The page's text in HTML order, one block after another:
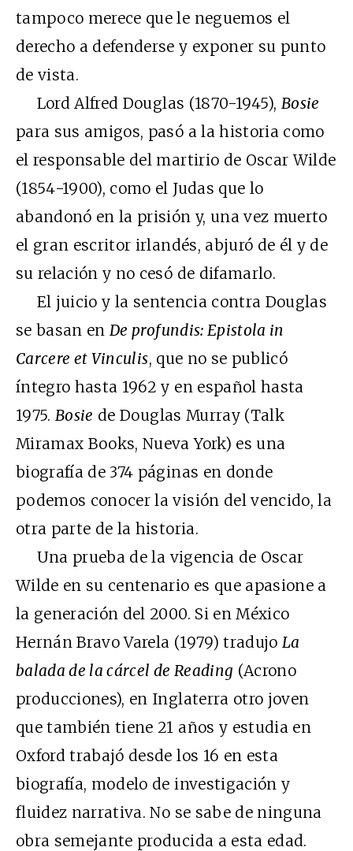
tampoco merece que le neguemos el
derecho a defenderse y exponer su punto
de vista.
Lord Alfred Douglas (1870-1945), Bosie
para sus amigos, pasó a la historia como
el responsable del martirio de Oscar Wilde
(1854-1900), como el Judas que lo
abandonó en la prisión y, una vez muerto
el gran escritor irlandés, abjuró de él y de
su relación y no cesó de difamarlo.
El juicio y la sentencia contra Douglas
se basan enDe profundis: Epistola in
Carcere et Vinculis, que no se publicó
íntegro hasta 1962 y en español hasta
1975.Bosie de Douglas Murray (Talk
Miramax Books, Nueva York) es una
biografía de 374 páginas en donde
podemos conocer la visión del vencido, la
otra parte de la historia.
Una prueba de la vigencia de Oscar
Wilde en su centenario es que apasione a
la generación del 2000. Si en México
Hernán Bravo Varela (1979) tradujo La
balada de la cárcel de Reading (Acrono
producciones), en Inglaterra otro joven
que también tiene 21 años y estudia en
Oxford trabajó desde los 16 en esta
biografía, modelo de investigación y
fluidez narrativa. No se sabe de ninguna
obra semejante producida a esta edad.